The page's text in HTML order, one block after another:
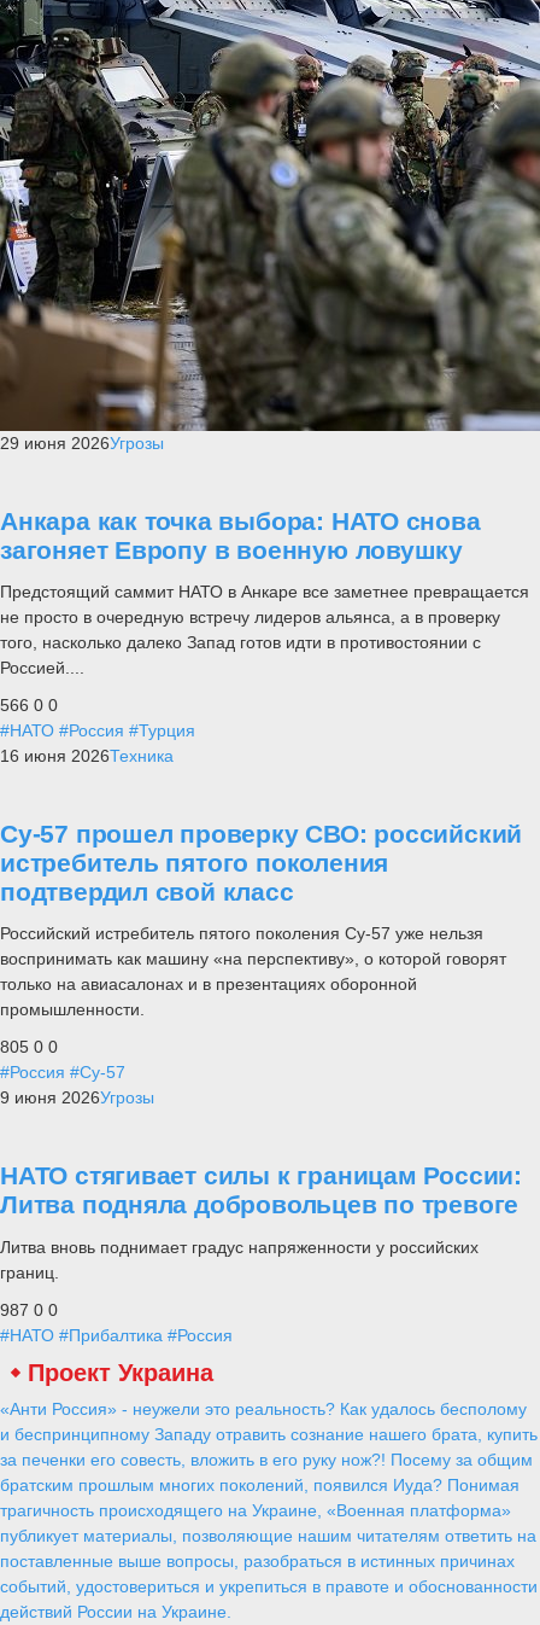
29 июня 2026Угрозы
Анкара как точка выбора: НАТО снова
загоняет Европу в военную ловушку
Предстоящий саммит НАТО в Анкаре все заметнее превращается
не просто в очередную встречу лидеров альянса, а в проверку
того, насколько далеко Запад готов идти в противостоянии с
Россией....
566 0 0
#НАТО #Россия #Турция
16 июня 2026Техника
Су-57 прошел проверку СВО: российский
истребитель пятого поколения
подтвердил свой класс
Российский истребитель пятого поколения Су-57 уже нельзя
воспринимать как машину «на перспективу», о которой говорят
только на авиасалонах и в презентациях оборонной
промышленности.
805 0 0
#Россия #Су-57
9 июня 2026Угрозы
НАТО стягивает силы к границам России:
Литва подняла добровольцев по тревоге
Литва вновь поднимает градус напряженности у российских
границ.
987 0 0
#НАТО #Прибалтика #Россия
Проект Украина
«Анти Россия» - неужели это реальность? Как удалось бесполому
и беспринципному Западу отравить сознание нашего брата, купить
за печенки его совесть, вложить в его руку нож?! Посему за общим
братским прошлым многих поколений, появился Иуда? Понимая
трагичность происходящего на Украине, «Военная платформа»
публикует материалы, позволяющие нашим читателям ответить на
поставленные выше вопросы, разобраться в истинных причинах
событий, удостовериться и укрепиться в правоте и обоснованности
действий России на Украине.